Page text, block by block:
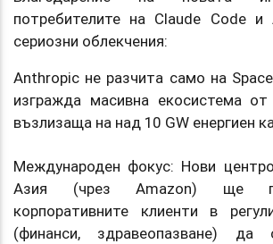
потребителите на Claude Code и
сериозни облекчения:
Anthropic не разчита само на
изгражда масивна екосистема от
възлизаща на над 10 GW енергиен
Международен фокус: Нови
Азия (чрез Amazon) ще
корпоративните клиенти в
(финанси, здравеопазване) да